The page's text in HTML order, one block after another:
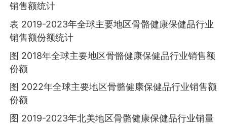
销售额统计
表 2019-2023年全球主要地区骨骼健康保健品行业
销售额份额统计
图 2018年全球主要地区骨骼健康保健品行业销售额
份额
图 2022年全球主要地区骨骼健康保健品行业销售额
份额
图 2019-2023年北美地区骨骼健康保健品行业销量